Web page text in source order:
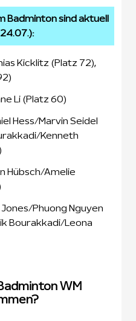
Badminton sind aktuell
Kicklitz (Platz 72),
Li (Platz 60)
Hess/Marvin Seidel
Kenneth
Hübsch/Amelie
Jones/Phuong Nguyen
Bourakkadi/Leona
WM